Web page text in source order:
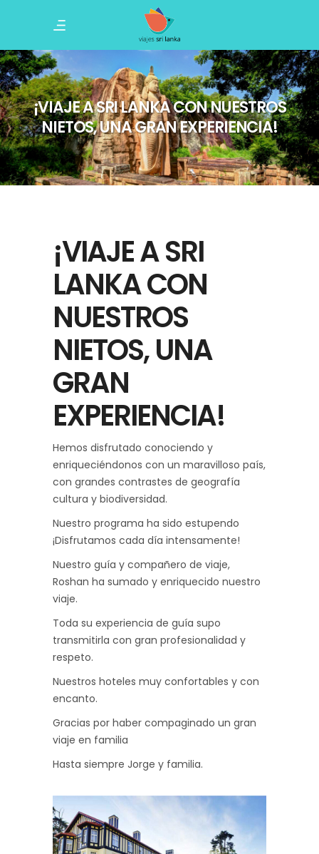
¡VIAJE A SRI LANKA CON NUESTROS
NIETOS, UNA GRAN EXPERIENCIA!
¡VIAJE A SRI
LANKA CON
NUESTROS
NIETOS, UNA
GRAN
EXPERIENCIA!
Hemos disfrutado conociendo y
enriqueciéndonos con un maravilloso país,
con grandes contrastes de geografía
cultura y biodiversidad.
Nuestro programa ha sido estupendo
¡Disfrutamos cada día intensamente!
Nuestro guía y compañero de viaje,
Roshan ha sumado y enriquecido nuestro
viaje.
Toda su experiencia de guía supo
transmitirla con gran profesionalidad y
respeto.
Nuestros hoteles muy confortables y con
encanto.
Gracias por haber compaginado un gran
viaje en familia
Hasta siempre Jorge y familia.